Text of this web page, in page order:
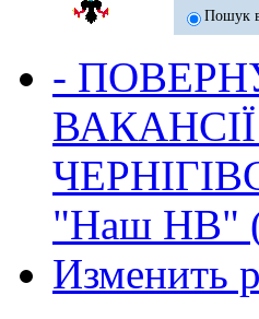
Пошук
-
"Наш НВ"
Изменить